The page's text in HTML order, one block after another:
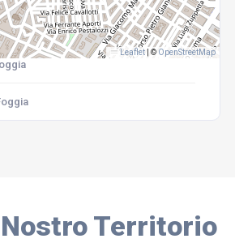
Leaflet © OpenStreetMap
Territorio